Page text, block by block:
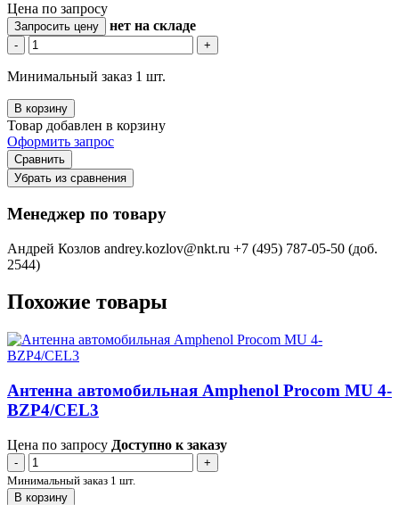
Цена по запросу
Запросить цену нет на складе
- +
Минимальный заказ 1 шт.
В корзину
Товар добавлен в корзину
Оформить запрос
Сравнить
Убрать из сравнения
Менеджер по товару
Андрей Козлов andrey.kozlov@nkt.ru +7 (495) 787-05-50 (доб.
2544)
Похожие товары
Антенна автомобильная Amphenol Procom MU 4-
BZP4/CEL3
Цена по запросу Доступно к заказу
-
+
Минимальный заказ 1 шт.
В корзину